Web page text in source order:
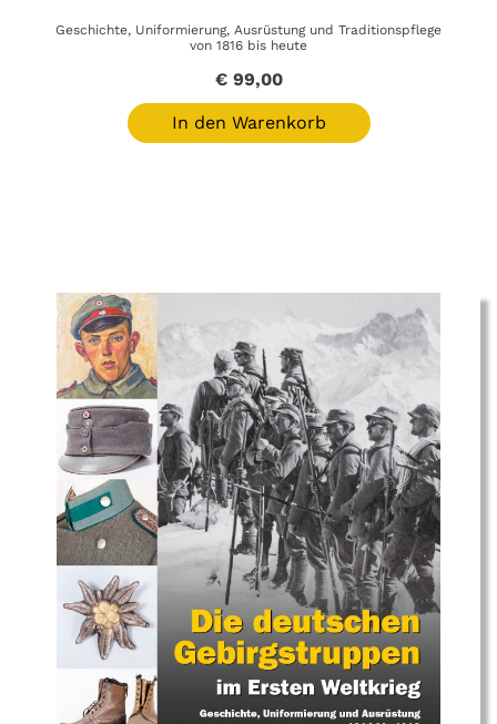
Geschichte, Uniformierung, Ausrüstung und Traditionspflege
von 1816 bis heute
€ 99,00
In den Warenkorb